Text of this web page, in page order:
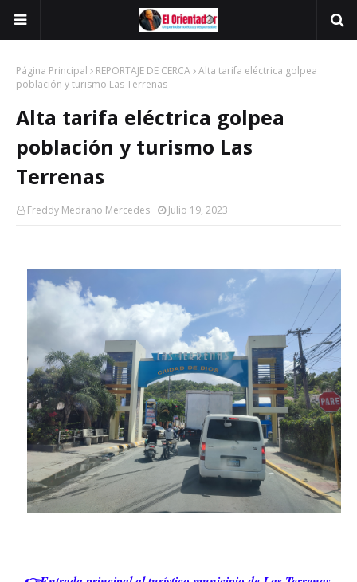
Página Principal REPORTAJE DE CERCA Alta tarifa eléctrica golpea
población y turismo Las Terrenas
Alta tarifa eléctrica golpea
población y turismo Las
Terrenas
Freddy Medrano Mercedes Julio 19, 2023